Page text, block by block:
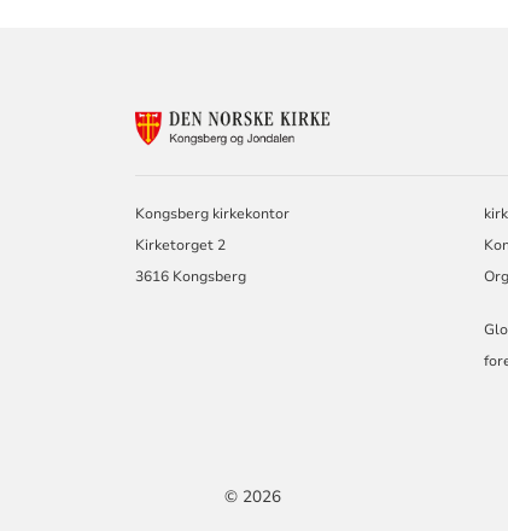
JONDALEN
MENIGHET
Kongsberg kirkekontor
Kirketorget 2
3616 Kongsberg
© 2026